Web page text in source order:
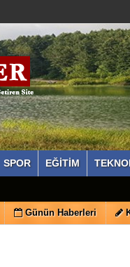
SPOR EĞİTİM
Kongresi 9
Günün Haberleri